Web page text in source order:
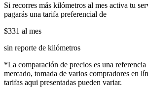
Si recorres más kilómetros al mes activa tu
pagarás una tarifa preferencial de
$331 al mes
sin reporte de kilómetros
*La comparación de precios es una referencia
mercado, tomada de varios compradores en
tarifas aqui presentadas pueden variar.